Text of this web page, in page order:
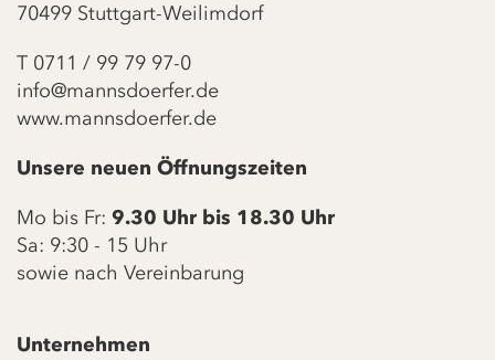
70499 Stuttgart-Weilimdorf
T 0711 / 99 79 97-0
info@mannsdoerfer.de
www.mannsdoerfer.de
Unsere neuen Öffnungszeiten
Mo bis Fr: 9.30 Uhr bis 18.30 Uhr
Sa: 9:30 - 15 Uhr
sowie nach Vereinbarung
Unternehmen